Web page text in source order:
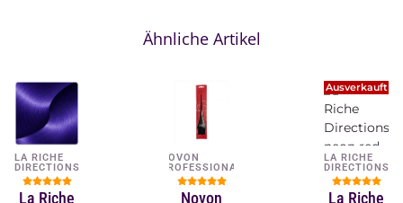
Ähnliche Artikel
LA RICHE
DIRECTIONS
La Riche
NOVON
PROFESSIONAL
Novon
Ausverkauft
LA RICHE
DIRECTIONS
La Riche